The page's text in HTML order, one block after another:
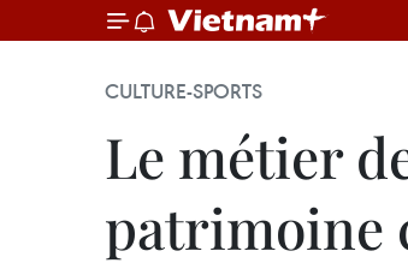
CULTURE-SPORTS
Le métier
patrimoine